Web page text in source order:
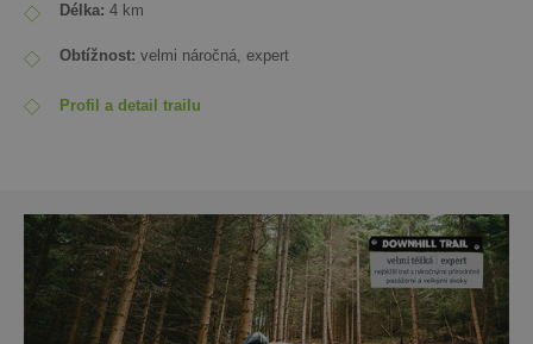
Délka: 4 km
Obtížnost: velmi náročná, expert
Profil a detail trailu